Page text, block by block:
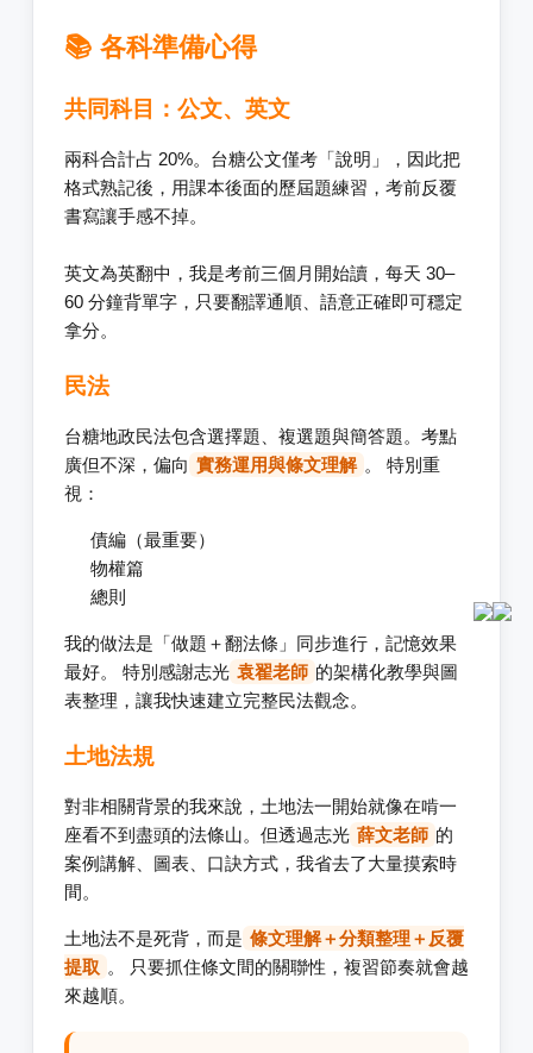
📚 各科準備心得
共同科目：公文、英文
兩科合計占 20%。台糖公文僅考「說明」，因此把
格式熟記後，用課本後面的歷屆題練習，考前反覆
書寫讓手感不掉。
英文為英翻中，我是考前三個月開始讀，每天 30–
60 分鐘背單字，只要翻譯通順、語意正確即可穩定
拿分。
民法
台糖地政民法包含選擇題、複選題與簡答題。考點
廣但不深，偏向 實務運用與條文理解 。 特別重
視：
債編（最重要）
物權篇
總則
我的做法是「做題＋翻法條」同步進行，記憶效果
最好。 特別感謝志光 袁翟老師 的架構化教學與圖
表整理，讓我快速建立完整民法觀念。
土地法規
對非相關背景的我來說，土地法一開始就像在啃一
座看不到盡頭的法條山。但透過志光 薛文老師 的
案例講解、圖表、口訣方式，我省去了大量摸索時
間。
土地法不是死背，而是 條文理解＋分類整理＋反覆
提取 。 只要抓住條文間的關聯性，複習節奏就會越
來越順。